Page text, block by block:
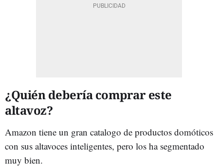
¿Quién debería comprar este
altavoz?
Amazon tiene un gran catalogo de productos domóticos
con sus altavoces inteligentes, pero los ha segmentado
muy bien.